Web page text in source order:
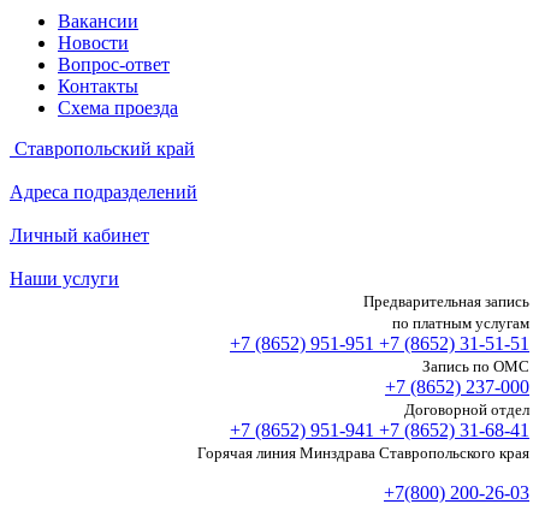
Вакансии
Новости
Вопрос-ответ
Контакты
Схема проезда
Ставропольский край
Адреса подразделений
Личный кабинет
Наши услуги
Предварительная запись
по платным услугам
+7 (8652) 951-951 +7 (8652) 31-51-51
Запись по ОМС
+7 (8652) 237-000
Договорной отдел
+7 (8652) 951-941 +7 (8652) 31-68-41
Горячая линия Минздрава Ставропольского края
+7(800) 200-26-03